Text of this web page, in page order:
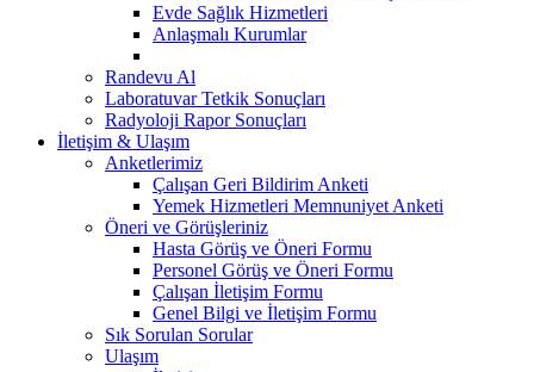
Evde Sağlık Hizmetleri
Anlaşmalı Kurumlar
Randevu Al
Laboratuvar Tetkik Sonuçları
Radyoloji Rapor Sonuçları
İletişim & Ulaşım
Anketlerimiz
Çalışan Geri Bildirim Anketi
Yemek Hizmetleri Memnuniyet Anketi
Öneri ve Görüşleriniz
Hasta Görüş ve Öneri Formu
Personel Görüş ve Öneri Formu
Çalışan İletişim Formu
Genel Bilgi ve İletişim Formu
Sık Sorulan Sorular
Ulaşım